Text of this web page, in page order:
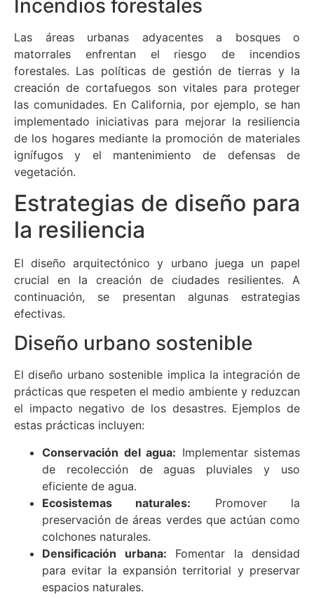
Incendios forestales
Las áreas urbanas adyacentes a bosques o
matorrales enfrentan el riesgo de incendios
forestales. Las políticas de gestión de tierras y la
creación de cortafuegos son vitales para proteger
las comunidades. En California, por ejemplo, se han
implementado iniciativas para mejorar la resiliencia
de los hogares mediante la promoción de materiales
ignífugos y el mantenimiento de defensas de
vegetación.
Estrategias de diseño para
la resiliencia
El diseño arquitectónico y urbano juega un papel
crucial en la creación de ciudades resilientes. A
continuación, se presentan algunas estrategias
efectivas.
Diseño urbano sostenible
El diseño urbano sostenible implica la integración de
prácticas que respeten el medio ambiente y reduzcan
el impacto negativo de los desastres. Ejemplos de
estas prácticas incluyen:
Conservación del agua: Implementar sistemas
de recolección de aguas pluviales y uso
eficiente de agua.
Ecosistemas naturales: Promover la
preservación de áreas verdes que actúan como
colchones naturales.
Densificación urbana: Fomentar la densidad
para evitar la expansión territorial y preservar
espacios naturales.